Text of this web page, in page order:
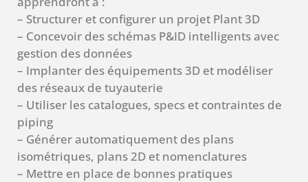
– Structurer et configurer un projet Plant 3D
– Concevoir des schémas P&ID intelligents avec
gestion des données
– Implanter des équipements 3D et modéliser
des réseaux de tuyauterie
– Utiliser les catalogues, specs et contraintes de
piping
– Générer automatiquement des plans
isométriques, plans 2D et nomenclatures
– Mettre en place de bonnes pratiques